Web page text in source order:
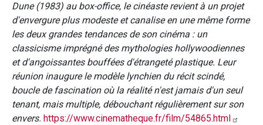
Dune (1983) au box-office, le cinéaste revient à un projet
d'envergure plus modeste et canalise en une même forme
les deux grandes tendances de son cinéma : un
classicisme imprégné des mythologies hollywoodiennes
et d'angoissantes bouffées d'étrangeté plastique. Leur
réunion inaugure le modèle lynchien du récit scindé,
boucle de fascination où la réalité n'est jamais d'un seul
tenant, mais multiple, débouchant régulièrement sur son
envers. https://www.cinematheque.fr/film/54865.html